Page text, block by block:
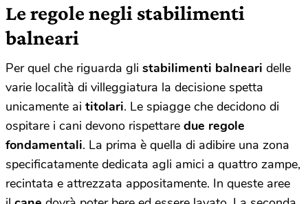
Le regole negli stabilimenti
balneari
Per quel che riguarda gli stabilimenti balneari delle
varie località di villeggiatura la decisione spetta
unicamente ai titolari. Le spiagge che decidono di
ospitare i cani devono rispettare due regole
fondamentali. La prima è quella di adibire una zona
specificatamente dedicata agli amici a quattro zampe,
recintata e attrezzata appositamente. In queste aree